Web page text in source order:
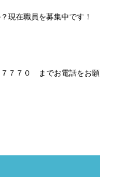
現在職員を募集中です！
７７０ までお電話をお願